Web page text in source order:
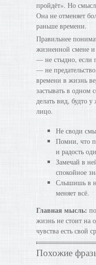
пройдёт». Но
Она не отменяет
раньше времени.
Правильнее
жизненной смене и
— не стыдно, если
— не
времени в жизнь
застывать в одном
делать вид, будто
лицо.
Не своди
Помни, что
и радость
Замечай в
спокойное
Слышишь в
меняет всё.
Главная мысль:
жизнь не стоит на
чувства есть свой
Похожие